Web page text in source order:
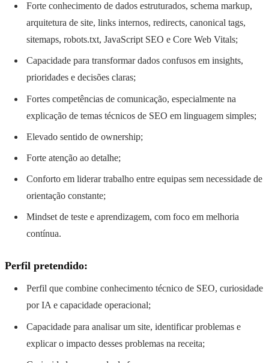
Forte conhecimento de dados estruturados, schema markup,
arquitetura de site, links internos, redirects, canonical tags,
sitemaps, robots.txt, JavaScript SEO e Core Web Vitals;
Capacidade para transformar dados confusos em insights,
prioridades e decisões claras;
Fortes competências de comunicação, especialmente na
explicação de temas técnicos de SEO em linguagem simples;
Elevado sentido de ownership;
Forte atenção ao detalhe;
Conforto em liderar trabalho entre equipas sem necessidade de
orientação constante;
Mindset de teste e aprendizagem, com foco em melhoria
contínua.
Perfil pretendido:
Perfil que combine conhecimento técnico de SEO, curiosidade
por IA e capacidade operacional;
Capacidade para analisar um site, identificar problemas e
explicar o impacto desses problemas na receita;